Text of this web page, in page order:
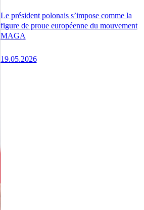
Le président polonais s’impose comme la
figure de proue européenne du mouvement
MAGA
19.05.2026